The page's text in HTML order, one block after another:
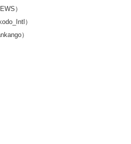
）
）
）